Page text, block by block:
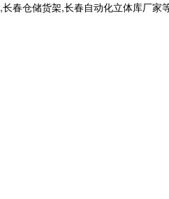
,长春仓储货架,长春自动化立体库厂家